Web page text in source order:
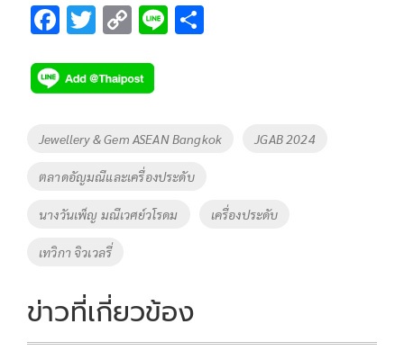
F
e
b
o
o
k
T
tt
er
C
p
y
Li
n
k
Li
Tags
Jewellery & Gem ASEAN Bangkok JGAB 2024
ตลาดอัญมณีและเครื่องประดับ
นางวันเพ็ญ มณีเวศย์วโรดม เครื่องประดับ
เทวิกา จิวเวลรี่
ข่าวที่เกี่ยวข้อง